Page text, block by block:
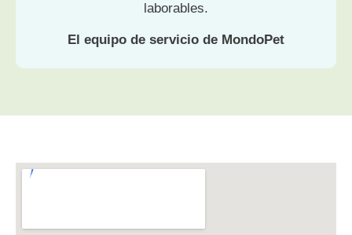
laborables.
El equipo de servicio de MondoPet